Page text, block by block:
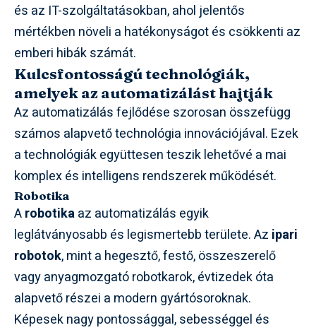
és az IT-szolgáltatásokban, ahol jelentős
mértékben növeli a hatékonyságot és csökkenti az
emberi hibák számát.
Kulcsfontosságú technológiák,
amelyek az automatizálást hajtják
Az automatizálás fejlődése szorosan összefügg
számos alapvető technológia innovációjával. Ezek
a technológiák együttesen teszik lehetővé a mai
komplex és intelligens rendszerek működését.
Robotika
Arobotikaaz automatizálás egyik
leglátványosabb és legismertebb területe. Az ipari
robotok, mint a hegesztő, festő, összeszerelő
vagy anyagmozgató robotkarok, évtizedek óta
alapvető részei a modern gyártósoroknak.
Képesek nagy pontossággal, sebességgel és